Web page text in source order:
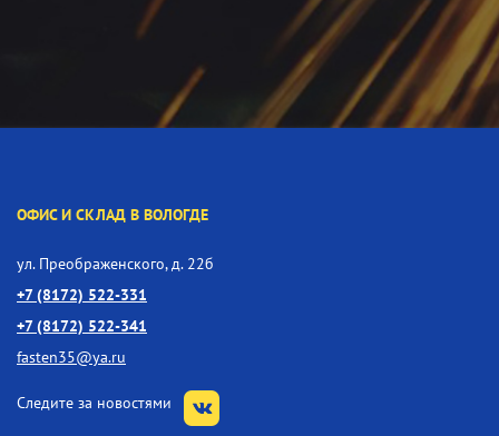
ОФИС И СКЛАД В ВОЛОГДЕ
ул. Преображенского, д. 22б
+7 (8172) 522-331
+7 (8172) 522-341
fasten35@ya.ru
Следите за новостями